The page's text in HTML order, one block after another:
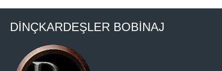
DİNÇKARDEŞLER BOBİNAJ